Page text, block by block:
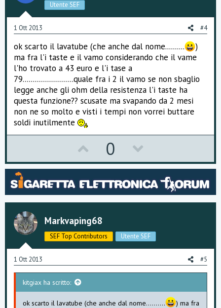
e o
t
e
Utente SEF
1 Ott 2013 #4
ok scarto il lavatube (che anche dal nome..........
)
ma fra l'i taste e il vamo considerando che il vame
l'ho trovato a 43 euro e l'i tase a
79..........................quale fra i 2 il vamo se non sbaglio
legge anche gli ohm della resistenza l'i taste ha
questa funzione?? scusate ma svapando da 2 mesi
non ne so molto e visti i tempi non vorrei buttare
soldi inutilmente
p
v
o
t
e
0
o
w
n
o
t
e
Markvaping68
SEF Top Contributors Utente SEF
1 Ott 2013 #5
kitgiax ha scritto:
ok scarto il lavatube (che anche dal nome..........
) ma fra